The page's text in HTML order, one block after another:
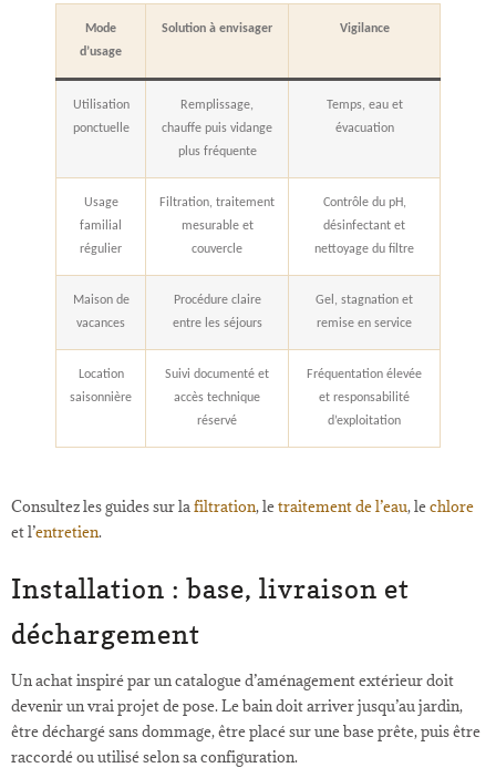
Mode
d’usage
Solution à envisager Vigilance
Utilisation
ponctuelle
Remplissage,
chauffe puis vidange
plus fréquente
Temps, eau et
évacuation
Usage
familial
régulier
Filtration, traitement
mesurable et
couvercle
Contrôle du pH,
désinfectant et
nettoyage du filtre
Maison de
vacances
Procédure claire
entre les séjours
Gel, stagnation et
remise en service
Location
saisonnière
Suivi documenté et
accès technique
réservé
Fréquentation élevée
et responsabilité
d’exploitation
Consultez les guides sur la filtration, letraitement de l’eau, lechlore
et l’entretien.
Installation : base, livraison et
déchargement
Un achat inspiré par un catalogue d’aménagement extérieur doit
devenir un vrai projet de pose. Le bain doit arriver jusqu’au jardin,
être déchargé sans dommage, être placé sur une base prête, puis être
raccordé ou utilisé selon sa configuration.